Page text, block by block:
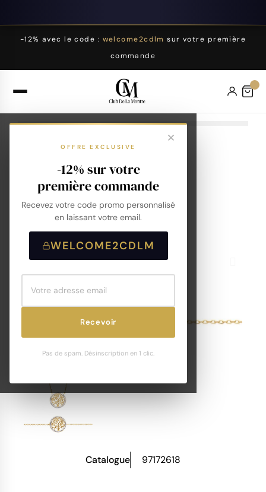
-12% avec le code : welcome2cdlm sur votre première
commande
OFFRE EXCLUSIVE
-12% sur votre
première commande
Recevez votre code promo personnalisé
en laissant votre email.
WELCOME2CDLM
Recevoir
Pas de spam. Désinscription en 1 clic.
Catalogue 97172618